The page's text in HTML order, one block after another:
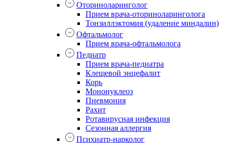
Оториноларинголог
Прием врача-оториноларинголога
Тонзиллэктомия (удаление миндалин)
Офтальмолог
Прием врача-офтальмолога
Педиатр
Прием врача-педиатра
Клещевой энцефалит
Корь
Мононуклеоз
Пневмония
Рахит
Ротавирусная инфекция
Сезонная аллергия
Психиатр-нарколог